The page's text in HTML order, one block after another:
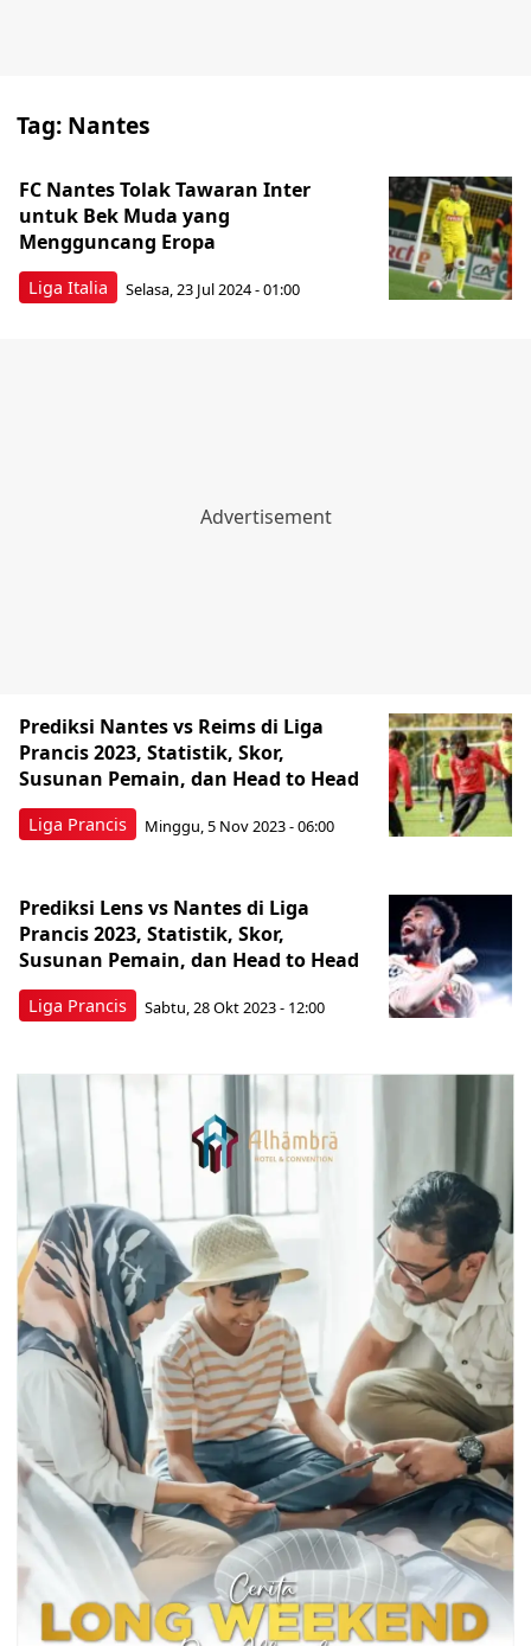
Tag: Nantes
Liga Italia
FC Nantes Tolak Tawaran Inter
untuk Bek Muda yang
Mengguncang Eropa
Selasa, 23 Jul 2024 - 01:00
Liga Prancis
Prediksi Nantes vs Reims di Liga
Prancis 2023, Statistik, Skor,
Susunan Pemain, dan Head to Head
Minggu, 5 Nov 2023 - 06:00
Liga Prancis
Prediksi Lens vs Nantes di Liga
Prancis 2023, Statistik, Skor,
Susunan Pemain, dan Head to Head
Sabtu, 28 Okt 2023 - 12:00